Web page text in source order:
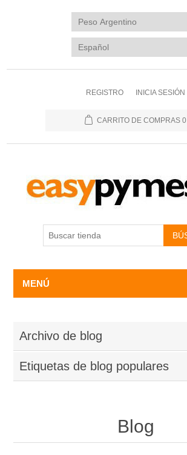
REGISTRO INICIA SESIÓN
CARRITO DE COMPRAS 0
MENÚ
Archivo de blog
Etiquetas de blog populares
Blog